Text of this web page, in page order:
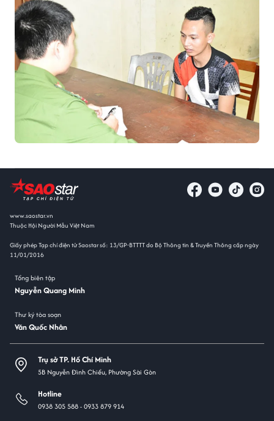
www.saostar.vn
Thuộc Hội Người Mẫu Việt Nam
Giấy phép Tạp chí điện tử Saostar số: 13/GP-BTTTT do Bộ Thông tin & Truyền Thông cấp ngày
11/01/2016
Tổng biên tập
Nguyễn Quang Minh
Thư ký tòa soạn
Văn Quốc Nhân
Trụ sở TP. Hồ Chí Minh
5B Nguyễn Đình Chiểu, Phường Sài Gòn
Hotline
0938 305 588 -0933 879 914